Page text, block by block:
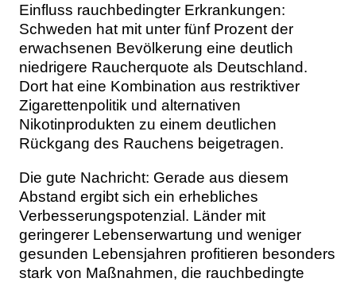
Einfluss rauchbedingter Erkrankungen:
Schweden hat mit unter fünf Prozent der
erwachsenen Bevölkerung eine deutlich
niedrigere Raucherquote als Deutschland.
Dort hat eine Kombination aus restriktiver
Zigarettenpolitik und alternativen
Nikotinprodukten zu einem deutlichen
Rückgang des Rauchens beigetragen.
Die gute Nachricht: Gerade aus diesem
Abstand ergibt sich ein erhebliches
Verbesserungspotenzial. Länder mit
geringerer Lebenserwartung und weniger
gesunden Lebensjahren profitieren besonders
stark von Maßnahmen, die rauchbedingte